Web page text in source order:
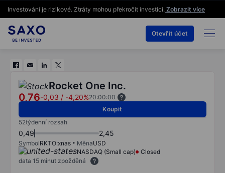
Investování je rizikové. Ztráty mohou překročit investici. Zobrazit více
Otevřít účet
Rocket One Inc.
0,76-0,03 / -4,20%20:00:00
Koupit
52týdenní rozsah
0,49 2,45
SymbolRKTO:xnas MěnaUSD
NASDAQ (Small cap)
Closed
data 15 minut zpožděná